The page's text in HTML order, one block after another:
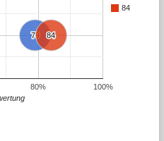
84
79
79 84
84
80% 100%